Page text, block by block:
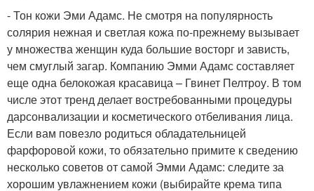
- Тон кожи Эми Адамс. Не смотря на популярность
солярия нежная и светлая кожа по-прежнему вызывает
у множества женщин куда большие восторг и зависть,
чем смуглый загар. Компанию Эмми Адамс составляет
еще одна белокожая красавица – Гвинет Пелтроу. В том
числе этот тренд делает востребованными процедуры
дарсонвализации и косметического отбеливания лица.
Если вам повезло родиться обладательницей
фарфоровой кожи, то обязательно примите к сведению
несколько советов от самой Эмми Адамс: следите за
хорошим увлажнением кожи (выбирайте крема типа